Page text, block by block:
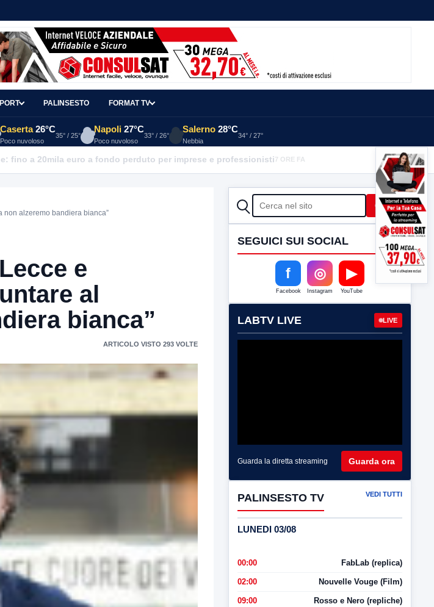
PALINSESTO FORMAT TV
Caserta 26°C
Poco nuvoloso
35° / 25°
Napoli 27°C
Poco nuvoloso
33° / 26°
Salerno 28°C
Nebbia
34° / 27°
fino a 20mila euro a fondo perduto per imprese e professionisti7 ORE FA
non alzeremo bandiera bianca”
e
al
bianca”
ARTICOLO VISTO 293 VOLTE
CERCA Cerca
SEGUICI SUI SOCIAL
f
Facebook
◎
Instagram
▶
YouTube
LABTV LIVE LIVE
Guarda la diretta streaming Guarda ora
PALINSESTO TV VEDI TUTTI
LUNEDI 03/08
00:00 FabLab (replica)
02:00 Nouvelle Vouge (Film)
09:00 Rosso e Nero (repliche)